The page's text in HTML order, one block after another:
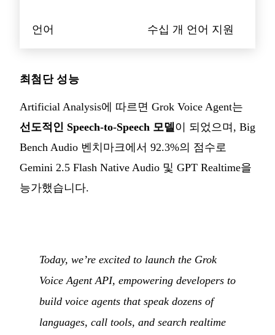
언어 수십 개 언어 지원
최첨단 성능
Artificial Analysis에 따르면 Grok Voice Agent는
선도적인 Speech-to-Speech 모델이 되었으며, Big
Bench Audio 벤치마크에서 92.3%의 점수로
Gemini 2.5 Flash Native Audio 및 GPT Realtime을
능가했습니다.
Today, we’re excited to launch the Grok
Voice Agent API, empowering developers to
build voice agents that speak dozens of
languages, call tools, and search realtime